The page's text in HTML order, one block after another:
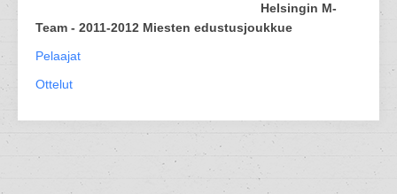
Helsingin M-
Team - 2011-2012 Miesten edustusjoukkue
Pelaajat
Ottelut